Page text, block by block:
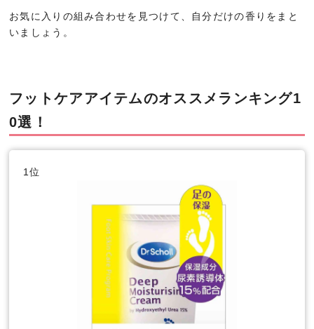
お気に入りの組み合わせを見つけて、自分だけの香りをまと
いましょう。
フットケアアイテムのオススメランキング1
0選！
1位